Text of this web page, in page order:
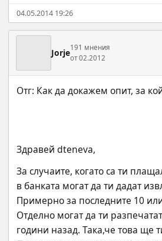
04.05.2014 19:26
Jorje191 мнения
от 02.2012
Здравей dteneva,
За случаите, когато са ти
в банката могат да ти дадат
Примерно за последните 10
Отделно могат да ти
години назад. Така,че това ще